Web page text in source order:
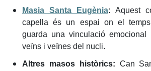
Masia Santa Eugènia: Aquest
capella és un espai on el
guarda una vinculació
veïns i veïnes del nucli.
Altres masos històrics: Can